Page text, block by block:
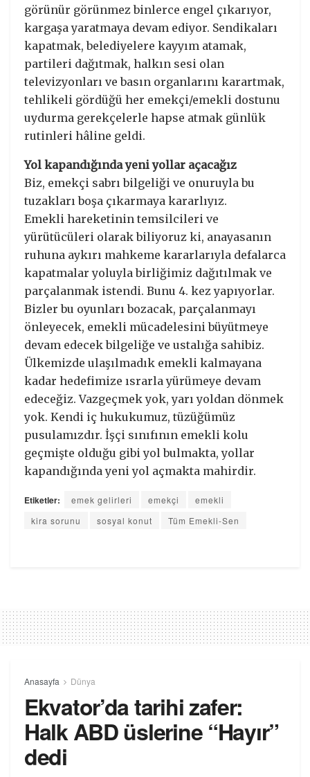
görünür görünmez binlerce engel çıkarıyor,
kargaşa yaratmaya devam ediyor. Sendikaları
kapatmak, belediyelere kayyım atamak,
partileri dağıtmak, halkın sesi olan
televizyonları ve basın organlarını karartmak,
tehlikeli gördüğü her emekçi/emekli dostunu
uydurma gerekçelerle hapse atmak günlük
rutinleri hâline geldi.
Yol kapandığında yeni yollar açacağız
Biz, emekçi sabrı bilgeliği ve onuruyla bu
tuzakları boşa çıkarmaya kararlıyız.
Emekli hareketinin temsilcileri ve
yürütücüleri olarak biliyoruz ki, anayasanın
ruhuna aykırı mahkeme kararlarıyla defalarca
kapatmalar yoluyla birliğimiz dağıtılmak ve
parçalanmak istendi. Bunu 4. kez yapıyorlar.
Bizler bu oyunları bozacak, parçalanmayı
önleyecek, emekli mücadelesini büyütmeye
devam edecek bilgeliğe ve ustalığa sahibiz.
Ülkemizde ulaşılmadık emekli kalmayana
kadar hedefimize ısrarla yürümeye devam
edeceğiz. Vazgeçmek yok, yarı yoldan dönmek
yok. Kendi iç hukukumuz, tüzüğümüz
pusulamızdır. İşçi sınıfının emekli kolu
geçmişte olduğu gibi yol bulmakta, yollar
kapandığında yeni yol açmakta mahirdir.
Etiketler: emek gelirleri emekçi
emekli
kira sorunu
sosyal konut Tüm Emekli-Sen
Anasayfa Dünya
Ekvator’da tarihi zafer:
Halk ABD üslerine “Hayır”
dedi